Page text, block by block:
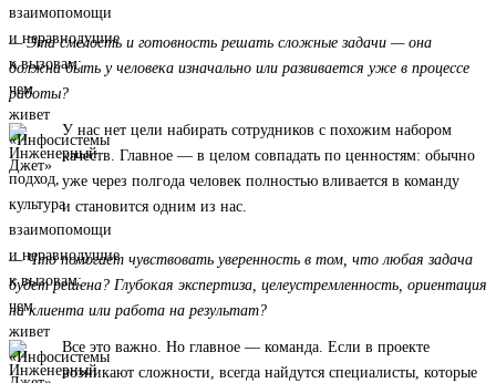
— Эта смелость и готовность решать сложные задачи — она
должна быть у человека изначально или развивается уже в процессе
работы?
У нас нет цели набирать сотрудников с похожим набором
качеств. Главное — в целом совпадать по ценностям: обычно
уже через полгода человек полностью вливается в команду
и становится одним из нас.
— Что помогает чувствовать уверенность в том, что любая задача
будет решена? Глубокая экспертиза, целеустремленность, ориентация
на клиента или работа на результат?
Все это важно. Но главное — команда. Если в проекте
возникают сложности, всегда найдутся специалисты, которые